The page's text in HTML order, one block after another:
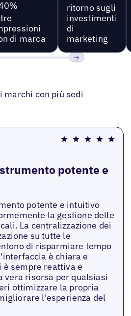
di marca
ritorno sugli
investimenti
di
marketing
marchi con più sedi
potente e
potente e intuitivo
la gestione delle
La centralizzazione dei
su tutte le
di risparmiare tempo
è chiara e
sempre reattiva e
vera risorsa per qualsiasi
ottimizzare la propria
l'esperienza del